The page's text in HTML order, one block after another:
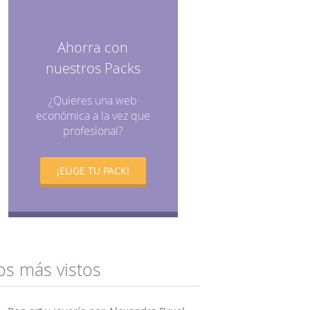
Ahorra con
nuestros Packs
¿Quieres una web
económica a la vez que
profesional?
¡ELIGE TU PACK!
más vistos